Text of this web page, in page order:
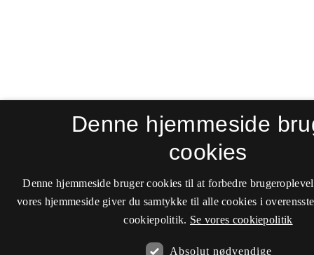
Denne hjemmeside
cookies
Denne hjemmeside bruger cookies til at forbedre
vores hjemmeside giver du samtykke til alle cookies i
cookiepolitik. Se vores cookiepolitik
Absolut nødvendige